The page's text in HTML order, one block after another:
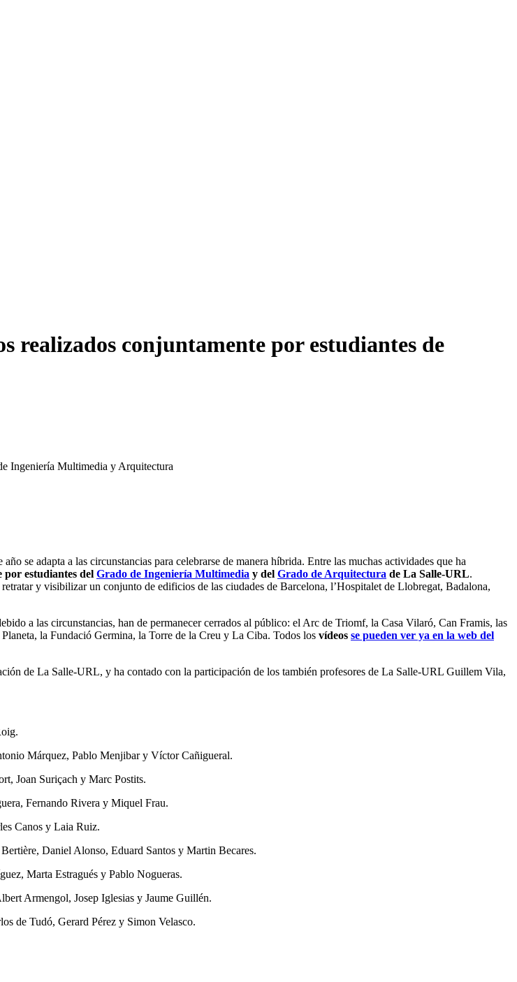
realizados conjuntamente por estudiantes de
Ingeniería Multimedia y Arquitectura
año se adapta a las circunstancias para celebrarse de manera híbrida. Entre las muchas actividades que ha
por estudiantes del Grado de Ingeniería Multimedia y del Grado de Arquitectura de La Salle-URL.
y visibilizar un conjunto de edificios de las ciudades de Barcelona, l’Hospitalet de Llobregat, Badalona,
a las circunstancias, han de permanecer cerrados al público: el Arc de Triomf, la Casa Vilaró, Can Framis, las
la Fundació Germina, la Torre de la Creu y La Ciba. Todos los vídeos se pueden ver ya en la web del
de La Salle-URL, y ha contado con la participación de los también profesores de La Salle-URL Guillem Vila,
Márquez, Pablo Menjibar y Víctor Cañigueral.
Joan Suriçach y Marc Postits.
Fernando Rivera y Miquel Frau.
Canos y Laia Ruiz.
Daniel Alonso, Eduard Santos y Martin Becares.
Marta Estragués y Pablo Nogueras.
Armengol, Josep Iglesias y Jaume Guillén.
de Tudó, Gerard Pérez y Simon Velasco.